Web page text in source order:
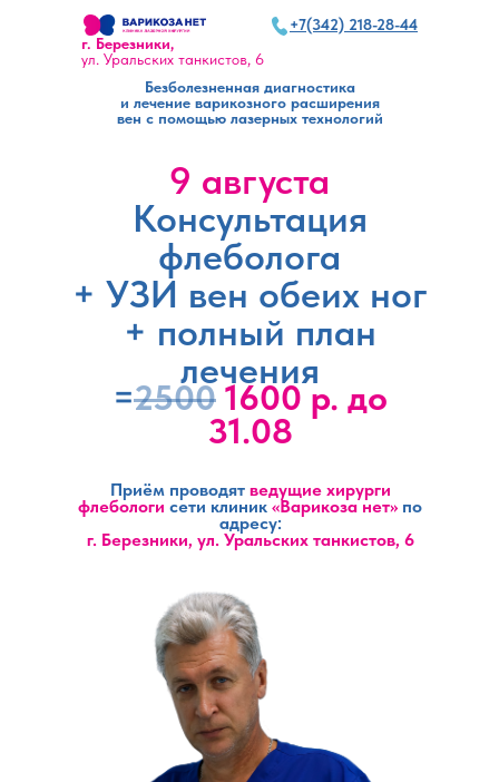
Безболезненная диагностика
и лечение варикозного расширения
вен с помощью лазерных технологий
+7(342) 218-28-44
г. Березники,
ул. Уральских танкистов, 6
+7(342)218-28-44
9 августа
Консультация
флеболога
+ УЗИ вен обеих ног
+ полный план
лечения
Приём проводят ведущие хирурги
флебологи сети клиник «Варикоза нет» по
адресу:
г. Березники, ул. Уральских танкистов, 6
=2500 1600 р. до
31.08